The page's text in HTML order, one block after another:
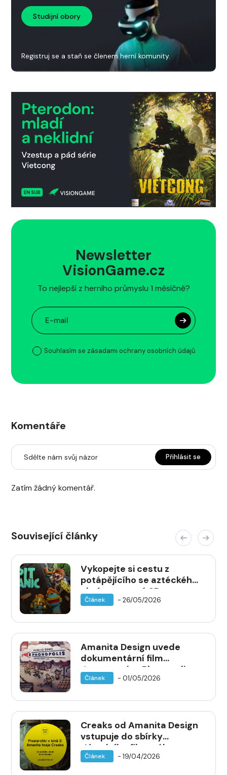
Studijní obory
Registruj se a staň se členem herní komunity.
Newsletter
VisionGame.cz
To nejlepší z herního průmyslu 1 měsíčně?
Souhlasím se zásadami ochrany osobních údajů
Komentáře
Sdělte nám svůj názor Přihlásit se
Zatím žádný komentář.
Související články
Vykopejte si cestu z
potápějícího se aztéckého
chrámu v nové 2D
roguelike plošinovce
Článek - 26/05/2026
Amanita Design uvede
dokumentární film
Constructing Phonopolis —
premiéra 12. května v Biu
Článek - 01/05/2026
Creaks od Amanita Design
vstupuje do sbírky
Národního filmového
archivu — Pixelarchiv.cz
Článek - 19/04/2026